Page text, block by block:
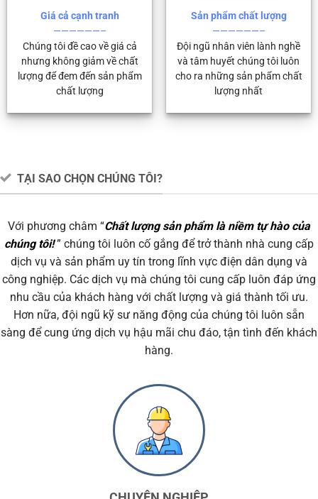
Giá cả cạnh tranh
——————–
Chúng tôi đề cao về giá cả
nhưng không giảm về chất
lượng để đem đến sản phẩm
chất lượng
Sản phẩm chất lượng
——————–
Đội ngũ nhân viên lành nghề
và tâm huyết chúng tôi luôn
cho ra những sản phẩm chất
lượng nhất
TẠI SAO CHỌN CHÚNG TÔI?
Với phương châm “Chất lượng sản phẩm là niềm tự hào của
chúng tôi! ” chúng tôi luôn cố gắng để trở thành nhà cung cấp
dịch vụ và sản phẩm uy tín trong lĩnh vực điện dân dụng và
công nghiệp. Các dịch vụ mà chúng tôi cung cấp luôn đáp ứng
nhu cầu của khách hàng với chất lượng và giá thành tối ưu.
Hơn nữa, đội ngũ kỹ sư năng động của chúng tôi luôn sẵn
sàng để cung ứng dịch vụ hậu mãi chu đáo, tận tình đến khách
hàng.